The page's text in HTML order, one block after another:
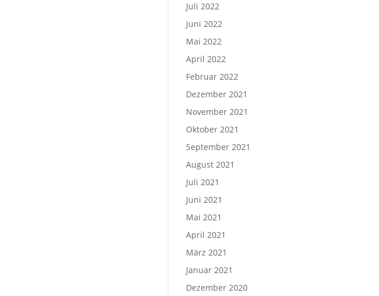
Juli 2022
Juni 2022
Mai 2022
April 2022
Februar 2022
Dezember 2021
November 2021
Oktober 2021
September 2021
August 2021
Juli 2021
Juni 2021
Mai 2021
April 2021
März 2021
Januar 2021
Dezember 2020